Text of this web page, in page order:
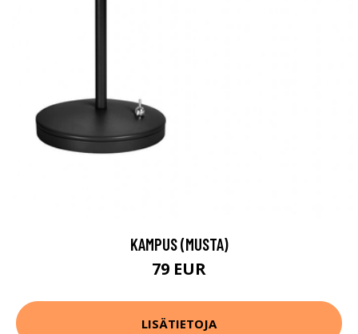
KAMPUS (MUSTA)
79 EUR
LISÄTIETOJA